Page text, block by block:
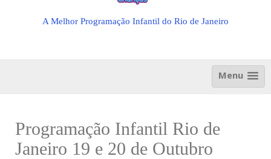
A Melhor Programação Infantil do Rio de Janeiro
Menu
Programação Infantil Rio de
Janeiro 19 e 20 de Outubro